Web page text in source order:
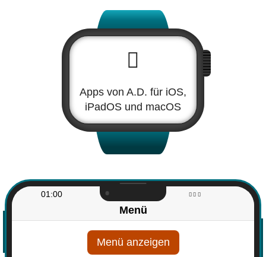
Apps von A.D. für iOS,
iPadOS und macOS
01:00
Menü
Menü